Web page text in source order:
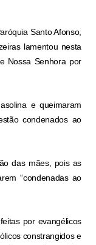
Santo Afonso,
lamentou nesta
Nossa Senhora por
e queimaram
condenados ao
das mães, pois as
“condenadas ao
por evangélicos
constrangidos e